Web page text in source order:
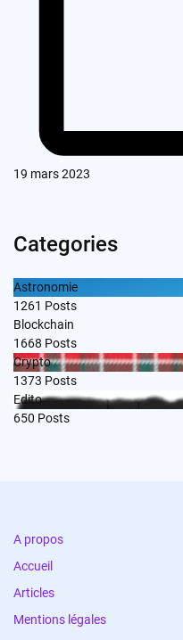
19 mars 2023
Categories
Astronomie
1261 Posts
Blockchain
1668 Posts
Crypto
1373 Posts
Edito
650 Posts
A propos
Accueil
Articles
Mentions légales